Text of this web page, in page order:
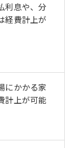
利息や、分
経費計上が
にかかる家
計上が可能